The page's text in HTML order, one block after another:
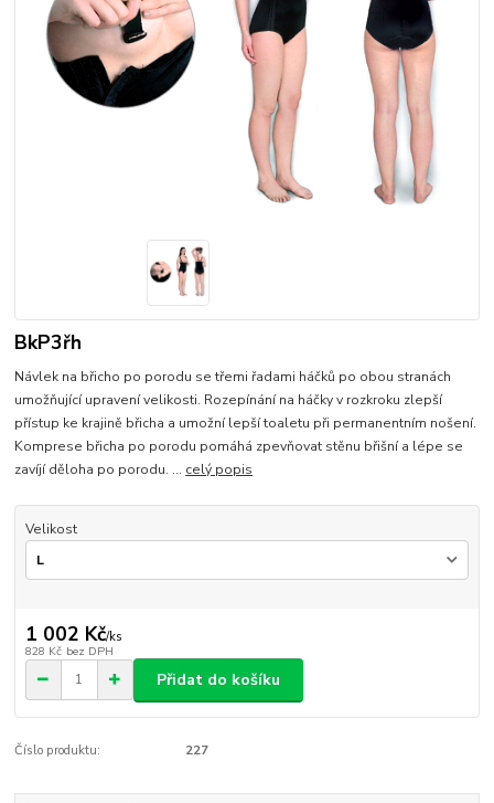
BkP3řh
Návlek na břicho po porodu se třemi řadami háčků po obou stranách
umožňující upravení velikosti. Rozepínání na háčky v rozkroku zlepší
přístup ke krajině břicha a umožní lepší toaletu při permanentním nošení.
Komprese břicha po porodu pomáhá zpevňovat stěnu břišní a lépe se
zavíjí děloha po porodu. ... celý popis
Velikost
1 002 Kč/ks
828 Kč bez DPH
Přidat do košíku
Číslo produktu: 227